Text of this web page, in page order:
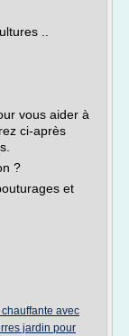
..
vous aider à
ci-après
?
et
avec
jardin pour